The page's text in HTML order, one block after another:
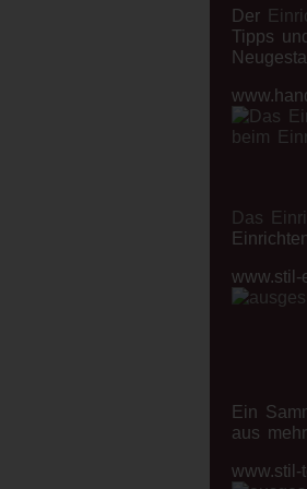
Der
Tipps
Das
www.stil-
Ein
aus
www.stil-